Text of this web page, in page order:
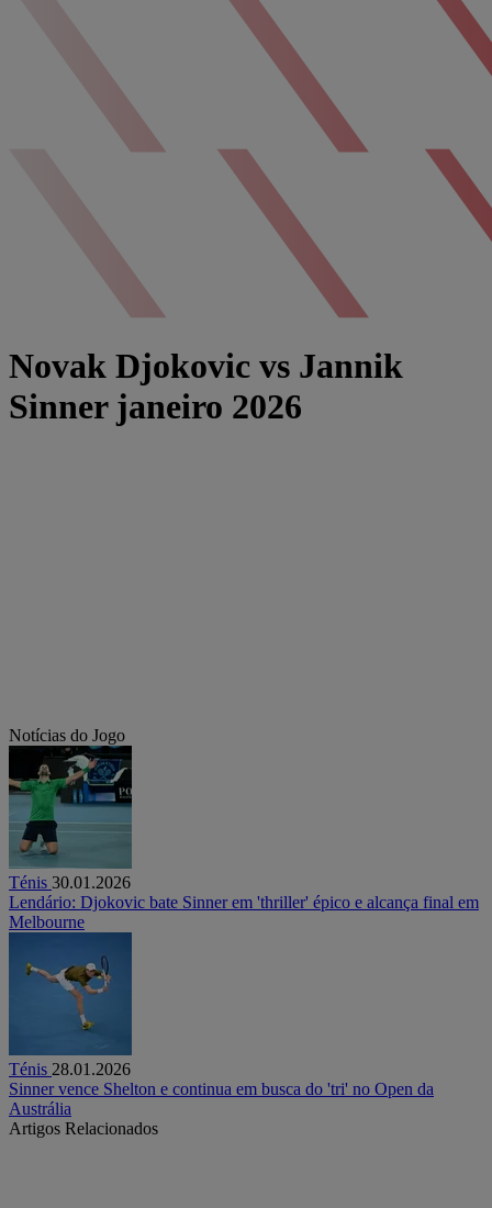
Novak Djokovic vs Jannik
Sinner janeiro 2026
Notícias do Jogo
Ténis 30.01.2026
Lendário: Djokovic bate Sinner em 'thriller' épico e alcança final em
Melbourne
Ténis 28.01.2026
Sinner vence Shelton e continua em busca do 'tri' no Open da
Austrália
Artigos Relacionados